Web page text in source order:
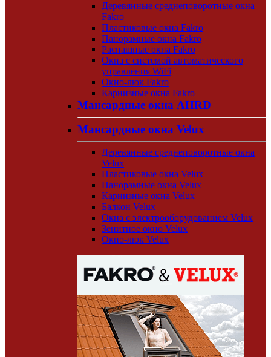
Деревянные среднеповоротные окна
Fakro
Пластиковые окна Fakro
Панорамные окна Fakro
Распашные окна Fakro
Окна с системой автоматического
управления WiFi
Окно-люк Fakro
Карнизные окна Fakro
Мансардные окна AHRD
Мансардные окна Velux
Деревянные среднеповоротные окна
Velux
Пластиковые окна Velux
Панорамные окна Velux
Карнизные окна Velux
Балкон Velux
Окна с электрооборудованием Velux
Зенитное окно Velux
Окно-люк Velux